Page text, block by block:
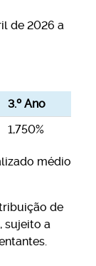
de 2026 a
3.º Ano
1,750%
médio
de
sujeito a